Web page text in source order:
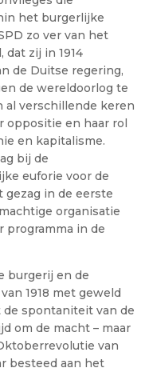
het burgerlijke
zo ver van het
zij in 1914
de Duitse regering,
de wereldoorlog te
al verschillende keren
oppositie en haar rol
en kapitalisme.
bij de
euforie voor de
gezag in de eerste
organisatie
programma in de
burgerij en de
1918 met geweld
spontaniteit van de
om de macht – maar
van
besteed aan het